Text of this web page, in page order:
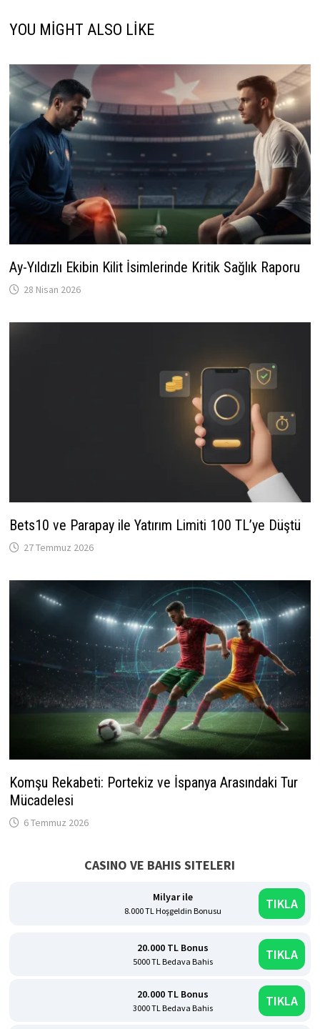
YOU MIGHT ALSO LIKE
Ay-Yıldızlı Ekibin Kilit İsimlerinde Kritik Sağlık Raporu
28 Nisan 2026
Bets10 ve Parapay ile Yatırım Limiti 100 TL’ye Düştü
27 Temmuz 2026
Komşu Rekabeti: Portekiz ve İspanya Arasındaki Tur
Mücadelesi
6 Temmuz 2026
CASINO VE BAHIS SITELERI
Milyar ile
8.000 TL Hoşgeldin Bonusu TIKLA
20.000 TL Bonus
5000 TL Bedava Bahis TIKLA
20.000 TL Bonus
3000 TL Bedava Bahis TIKLA